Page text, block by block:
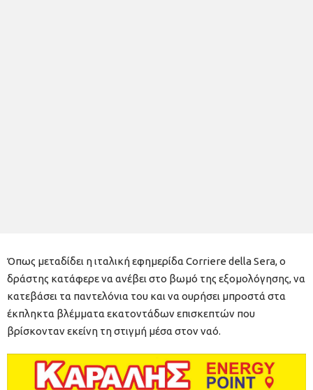
Όπως μεταδίδει η ιταλική εφημερίδα Corriere della Sera, ο
δράστης κατάφερε να ανέβει στο βωμό της εξομολόγησης, να
κατεβάσει τα παντελόνια του και να ουρήσει μπροστά στα
έκπληκτα βλέμματα εκατοντάδων επισκεπτών που
βρίσκονταν εκείνη τη στιγμή μέσα στον ναό.